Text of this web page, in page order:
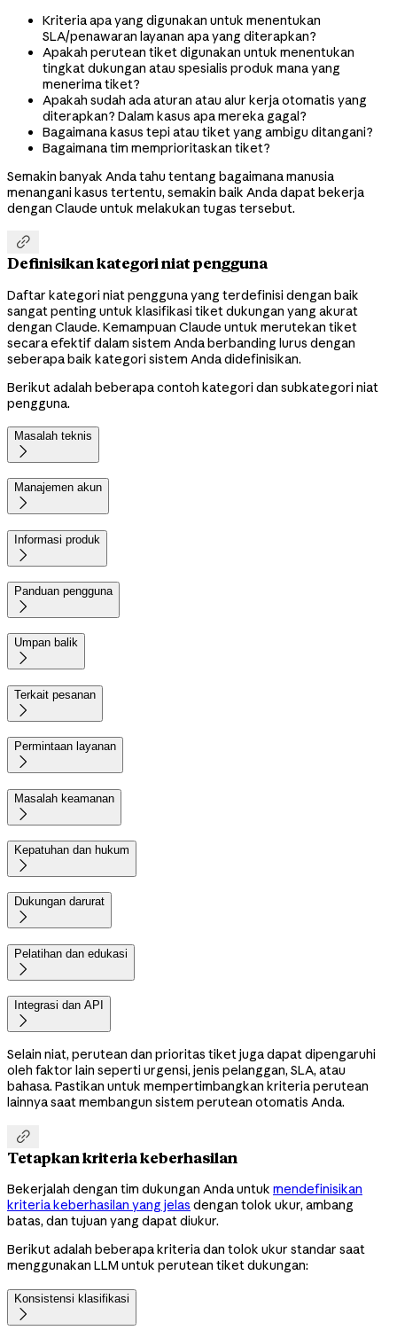
Kriteria apa yang digunakan untuk menentukan
SLA/penawaran layanan apa yang diterapkan?
Apakah perutean tiket digunakan untuk menentukan
tingkat dukungan atau spesialis produk mana yang
menerima tiket?
Apakah sudah ada aturan atau alur kerja otomatis yang
diterapkan? Dalam kasus apa mereka gagal?
Bagaimana kasus tepi atau tiket yang ambigu ditangani?
Bagaimana tim memprioritaskan tiket?
Semakin banyak Anda tahu tentang bagaimana manusia
menangani kasus tertentu, semakin baik Anda dapat bekerja
dengan Claude untuk melakukan tugas tersebut.

Definisikan kategori niat pengguna
Daftar kategori niat pengguna yang terdefinisi dengan baik
sangat penting untuk klasifikasi tiket dukungan yang akurat
dengan Claude. Kemampuan Claude untuk merutekan tiket
secara efektif dalam sistem Anda berbanding lurus dengan
seberapa baik kategori sistem Anda didefinisikan.
Berikut adalah beberapa contoh kategori dan subkategori niat
pengguna.
Masalah teknis

Manajemen akun

Informasi produk

Panduan pengguna

Umpan balik

Terkait pesanan

Permintaan layanan

Masalah keamanan

Kepatuhan dan hukum

Dukungan darurat

Pelatihan dan edukasi

Integrasi dan API

Selain niat, perutean dan prioritas tiket juga dapat dipengaruhi
oleh faktor lain seperti urgensi, jenis pelanggan, SLA, atau
bahasa. Pastikan untuk mempertimbangkan kriteria perutean
lainnya saat membangun sistem perutean otomatis Anda.

Tetapkan kriteria keberhasilan
Bekerjalah dengan tim dukungan Anda untuk mendefinisikan
kriteria keberhasilan yang jelas dengan tolok ukur, ambang
batas, dan tujuan yang dapat diukur.
Berikut adalah beberapa kriteria dan tolok ukur standar saat
menggunakan LLM untuk perutean tiket dukungan:
Konsistensi klasifikasi
